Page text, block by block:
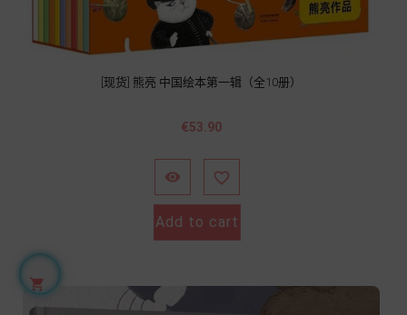
[现货] 熊亮 中国绘本第一辑（全10册）
價
€53.90
 
Add to cart
